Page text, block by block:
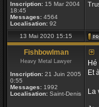
Inscription: 15 Mar 2004
18:45
Messages: 4564
Localisation: 92
13 Mai 2020 15:15
Fishbowlman
Heavy Metal Lawyer
Inscription: 21 Juin 2005
0:55
Messages: 1992
Localisation: Saint-Denis
Et
La